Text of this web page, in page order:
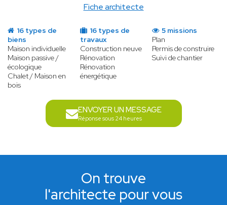
Fiche architecte
16 types de
biens
Maison individuelle
Maison passive /
écologique
Chalet / Maison en
bois
16 types de
travaux
Construction neuve
Rénovation
Rénovation
énergétique
5 missions
Plan
Permis de construire
Suivi de chantier
ENVOYER UN MESSAGE
Réponse sous 24 heures
On trouve
l'architecte pour vous